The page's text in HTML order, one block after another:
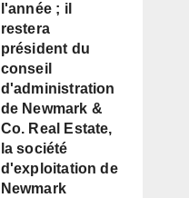
l'année ; il
restera
président du
conseil
d'administration
de Newmark &
Co. Real Estate,
la société
d'exploitation de
Newmark